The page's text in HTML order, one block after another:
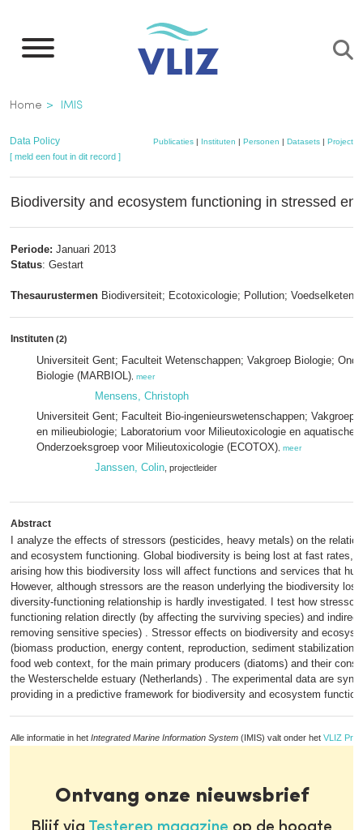
naar
inhoud
gaan
Kruimelpad
Home IMIS
Data Policy Publicaties | Instituten | Personen | Datasets | Projecten
[ meld een fout in dit record ]
Biodiversity and ecosystem functioning in stressed
Periode: Januari 2013
Status: Gestart
Thesaurustermen Biodiversiteit; Ecotoxicologie; Pollution; Voedselketen
Instituten (2)
Universiteit Gent; Faculteit Wetenschappen; Vakgroep Biologie;
Biologie (MARBIOL) meer
Mensens, Christoph
Universiteit Gent; Faculteit Bio-ingenieurswetenschappen; Vakgroep
en milieubiologie; Laboratorium voor Milieutoxicologie en aquatische
Onderzoeksgroep voor Milieutoxicologie (ECOTOX) meer
Janssen, Colin , projectleider
Abstract
I analyze the effects of stressors (pesticides, heavy metals) on the
and ecosystem functioning. Global biodiversity is being lost at fast rates,
arising how this biodiversity loss will affect functions and services that
However, although stressors are the reason underlying the biodiversity
diversity-functioning relationship is hardly investigated. I test how
functioning relation directly (by affecting the surviving species) and
removing sensitive species) . Stressor effects on biodiversity and
(biomass production, energy content, reproduction, sediment stabilization)
food web context, for the main primary producers (diatoms) and their
the Westerschelde estuary (Netherlands) . The experimental data are
providing in a predictive framework for biodiversity and ecosystem
Alle informatie in het Integrated Marine Information System (IMIS) valt onder het VLIZ
Ontvang onze nieuwsbrief